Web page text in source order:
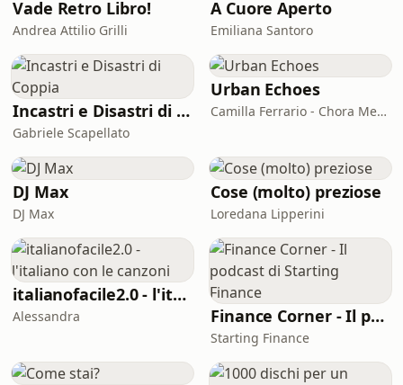
audio, e Luca Scarlini, scrittore,
drammaturgo per teatri e musica,
designer: Paolo Corleoni.
Vade Retro Libro!
Andrea Attilio Grilli
A Cuore Aperto
Emiliana Santoro
Incastri e Disastri di Coppia
Gabriele Scapellato
Urban Echoes
Camilla Ferrario - Chora Media
DJ Max
DJ Max
Cose (molto) preziose
Loredana Lipperini
italianofacile2.0 - l'italiano con le canzoni
Alessandra Finance Corner - Il podcast di Starting Finance
Starting Finance